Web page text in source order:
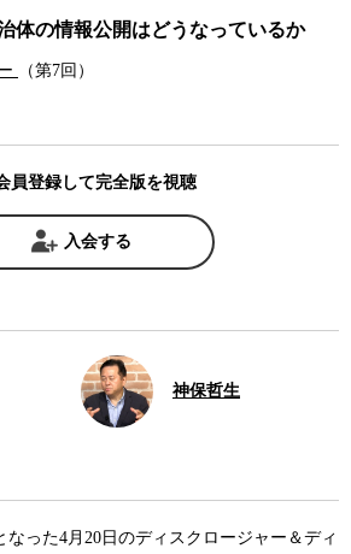
体の情報公開はどうなっているか
（第7回）
員登録して完全版を視聴
入会する
神保哲生
なった4月20日のディスクロージャー＆ディ